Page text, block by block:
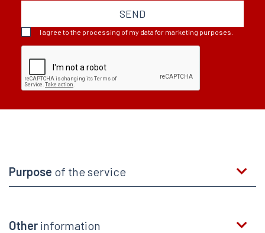
SEND
I agree to the processing of my data for marketing purposes.
Purpose of the service
Other information